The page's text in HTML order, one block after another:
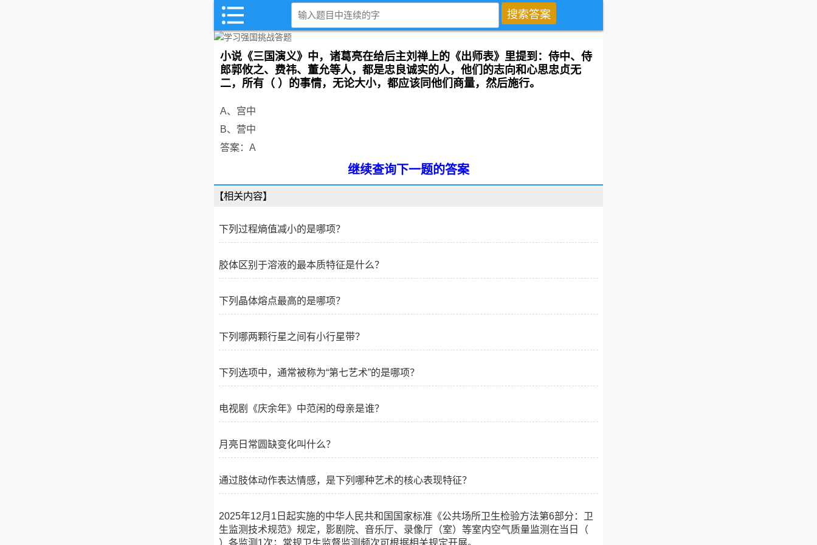
小说《三国演义》中，诸葛亮在给后主刘禅上的《出师表》里提到：侍中、侍
郎郭攸之、费祎、董允等人，都是忠良诚实的人，他们的志向和心思忠贞无
二，所有（ ）的事情，无论大小，都应该同他们商量，然后施行。
A、宫中
B、营中
答案：A
继续查询下一题的答案
【相关内容】
下列过程熵值减小的是哪项？
胶体区别于溶液的最本质特征是什么？
下列晶体熔点最高的是哪项？
下列哪两颗行星之间有小行星带？
下列选项中，通常被称为“第七艺术”的是哪项？
电视剧《庆余年》中范闲的母亲是谁？
月亮日常圆缺变化叫什么？
通过肢体动作表达情感，是下列哪种艺术的核心表现特征？
2025年12月1日起实施的中华人民共和国国家标准《公共场所卫生检验方法第6部分：卫
生监测技术规范》规定，影剧院、音乐厅、录像厅（室）等室内空气质量监测在当日（
）各监测1次；常规卫生监督监测频次可根据相关规定开展。